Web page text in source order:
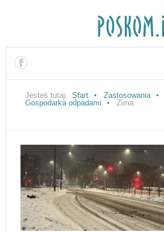
Jesteś tutaj: Start
Zastosowania
Gospodarka odpadami
Zima